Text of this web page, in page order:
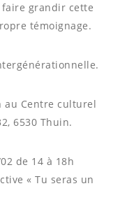
grandir cette
témoignage.
au Centre culturel
6530 Thuin.
de 14 à 18h
« Tu seras un